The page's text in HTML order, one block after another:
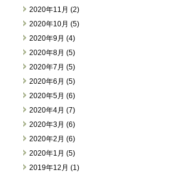
2020年11月 (2)
2020年10月 (5)
2020年9月 (4)
2020年8月 (5)
2020年7月 (5)
2020年6月 (5)
2020年5月 (6)
2020年4月 (7)
2020年3月 (6)
2020年2月 (6)
2020年1月 (5)
2019年12月 (1)